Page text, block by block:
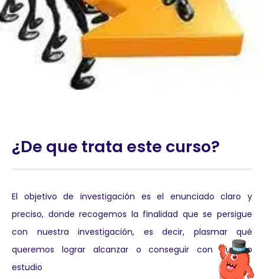
¿De que trata este curso?
El objetivo de investigación es el enunciado claro y
preciso, donde recogemos la finalidad que se persigue
con nuestra investigación, es decir, plasmar qué
queremos lograr alcanzar o conseguir con nuestro
estudio